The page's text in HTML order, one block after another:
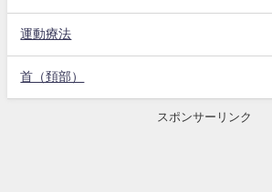
運動療法
首（頚部）
スポンサーリンク